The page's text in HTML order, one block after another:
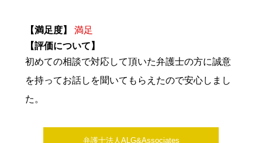
【満足度】
満足
【評価について】
初めての相談で対応して頂いた弁護士の方に誠意
を持ってお話しを聞いてもらえたので安心しまし
た。
弁護士法人ALG&Associates